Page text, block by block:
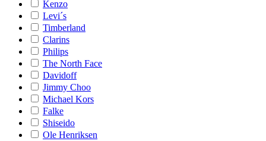
Kenzo
Levi´s
Timberland
Clarins
Philips
The North Face
Davidoff
Jimmy Choo
Michael Kors
Falke
Shiseido
Ole Henriksen